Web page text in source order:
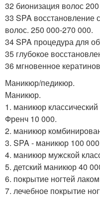
32 бионизация волос
33 SPA восстановление
волос. 250 000-270 000.
34 SPA процедура для
35 глубокое
36 мгновенное
Маникюр/педикюр.
Маникюр.
1. маникюр
Френч 10 000.
2. маникюр
3. SPA - маникюр 100
4. маникюр мужской
5. детский маникюр 40
6. покрытие ногтей
7. лечебное покрытие